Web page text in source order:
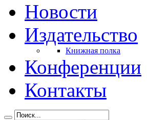
Новости
Издательство
Книжная полка
Конференции
Контакты